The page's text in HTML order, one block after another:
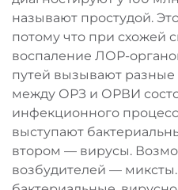
диагностируют у 100
называют простудой.
потому что при схожей
воспаление ЛОР-
путей вызывают разные
между ОРЗ и ОРВИ
инфекционного
выступают
втором — вирусы.
возбудителей —